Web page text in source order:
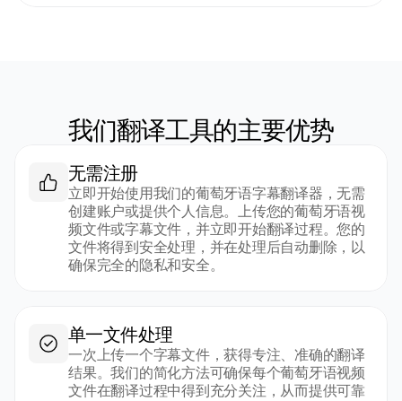
我们翻译工具的主要优势
无需注册
立即开始使用我们的葡萄牙语字幕翻译器，无需
创建账户或提供个人信息。上传您的葡萄牙语视
频文件或字幕文件，并立即开始翻译过程。您的
文件将得到安全处理，并在处理后自动删除，以
确保完全的隐私和安全。
单一文件处理
一次上传一个字幕文件，获得专注、准确的翻译
结果。我们的简化方法可确保每个葡萄牙语视频
文件在翻译过程中得到充分关注，从而提供可靠